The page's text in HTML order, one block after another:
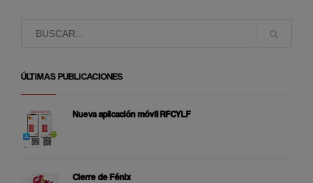
ÚLTIMAS PUBLICACIONES
Nueva aplicación móvil RFCYLF
Cierre de Fénix